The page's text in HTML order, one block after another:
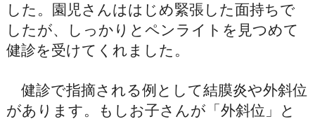
した。園児さんははじめ緊張した面持ちで
したが、しっかりとペンライトを見つめて
健診を受けてくれました。
健診で指摘される例として結膜炎や外斜位
があります。もしお子さんが「外斜位」と